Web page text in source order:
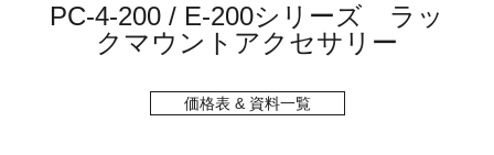
PC-4-200 / E-200シリーズ ラッ
クマウントアクセサリー
価格表 & 資料一覧